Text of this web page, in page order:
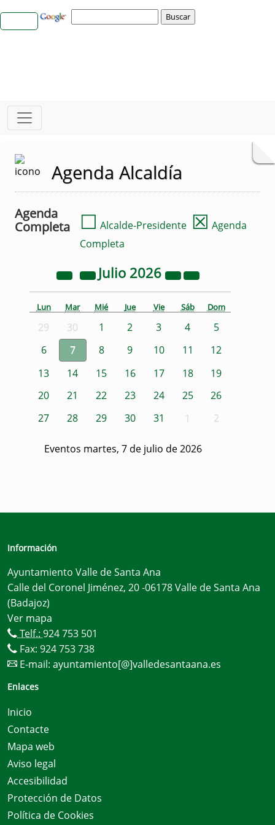
Agenda Alcaldía
Agenda
Completa
☐ Alcalde-Presidente ☒ Agenda
Completa
Julio 2026
Lun Mar Mié Jue Vie Sáb Dom
29 30 1 2 3 4
5
6
7 8 9 10 11
12
13
14 15 16 17 18
19
20
21 22 23 24 25
26
27
28 29 30 31 1 2
Eventos martes, 7 de julio de 2026
Información
Ayuntamiento Valle de Santa Ana
Calle del Coronel Jiménez, 20 -06178 Valle de Santa Ana
(Badajoz)
Ver mapa
Telf.: 924 753 501
Fax: 924 753 738
E-mail: ayuntamiento[@]valledesantaana.es
Enlaces
Inicio
Contacte
Mapa web
Aviso legal
Accesibilidad
Protección de Datos
Política de Cookies